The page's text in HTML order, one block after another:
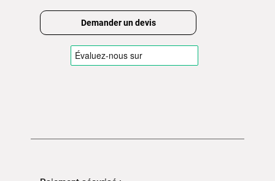
Demander un devis